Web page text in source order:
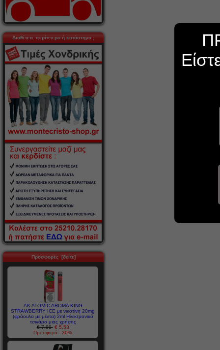
Διαθέτετε περίπτερο ή κατάστημα ;
Προσφορές [δείτε]
AK ATOMIC AROMA KING
STRAWBERRY ICE με νικοτίνη 20mg
(φράουλα με μέντα) 2ml Ηλεκτρονικό
τσιγάρο μιας χρήσης
€ 7,90 € 5,53
Προσφορά - 30%